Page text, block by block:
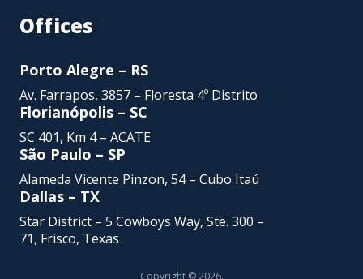
Offices
Porto Alegre – RS
Av. Farrapos, 3857 – Floresta 4º Distrito
Florianópolis – SC
SC 401, Km 4 – ACATE
São Paulo – SP
Alameda Vicente Pinzon, 54 – Cubo Itaú
Dallas – TX
Star District – 5 Cowboys Way, Ste. 300 –
71, Frisco, Texas
Copyright © 2026.